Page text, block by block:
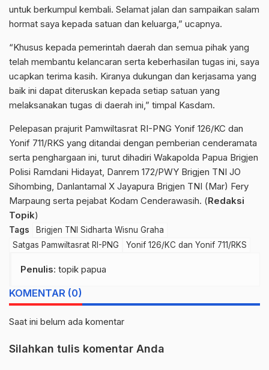
untuk berkumpul kembali. Selamat jalan dan sampaikan salam
hormat saya kepada satuan dan keluarga,” ucapnya.
“Khusus kepada pemerintah daerah dan semua pihak yang
telah membantu kelancaran serta keberhasilan tugas ini, saya
ucapkan terima kasih. Kiranya dukungan dan kerjasama yang
baik ini dapat diteruskan kepada setiap satuan yang
melaksanakan tugas di daerah ini,” timpal Kasdam.
Pelepasan prajurit Pamwiltasrat RI-PNG Yonif 126/KC dan
Yonif 711/RKS yang ditandai dengan pemberian cenderamata
serta penghargaan ini, turut dihadiri Wakapolda Papua Brigjen
Polisi Ramdani Hidayat, Danrem 172/PWY Brigjen TNI JO
Sihombing, Danlantamal X Jayapura Brigjen TNI (Mar) Fery
Marpaung serta pejabat Kodam Cenderawasih. (Redaksi
Topik)
Tags
Brigjen TNI Sidharta Wisnu Graha
Satgas Pamwiltasrat RI-PNG
Yonif 126/KC dan Yonif 711/RKS
Penulis: topik papua
KOMENTAR (0)
Saat ini belum ada komentar
Silahkan tulis komentar Anda